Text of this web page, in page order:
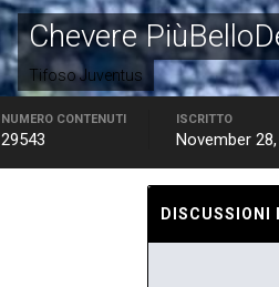
Chevere
Tifoso Juventus
NUMERO CONTENUTI
29543
ISCRITTO
November
DISCUSSIONI